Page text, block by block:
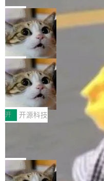
库之一。你的操作系统、浏览
施软件，很可能都在用它。而
的人一直在用业余...
i> <li>现在，助手可以直接使用 Exa 的网络搜索
结果回答问题，而无需将问题
（<a href="https://
bug.cgi?id=204...
的 npm 包。项目的核心论点
ent 计算。真正适合的，是
工程师在这件事上没什么可
orkers 跑了十年 Isolate。用
nce 的话说：「我们一生都
码，而 AI Agent 不需要容器
late。」 容器为什么不合适 容
和销毁都太重了。一个 Agent
只需要几毫秒的 CPU 时间，
就绪要花数秒。如果未来有十
局
OpenAI 公开邮件和聊天记
诉讼，称“Apple is
g”
上个月，苹果一纸诉状把
控其挖角苹果前员工并窃取
状把 OpenAI 描述成一个系
人、套取机密信息的对手。
函，也没选择庭外沉默。它
文，标题只有六个字：Apple
ng。 然后，它把邮件往来和
录全贴了出来。 他发错人了
iel Gross 来自 Weil 律所，2
给 OpenAI 总法律顾问 Che
件，附了一封长信，要求
局
HUAWEI MatePad Edge
ddy鸿蒙PC版，说话就能
搭子
全能AI工作台WorkBuddy鸿
I MatePad Edge应用市场，
用，与鸿蒙电脑上的体验一
这是目前市面上唯一支持平
C版的产品，搭载“人机双写
你的，AI写AI的，同屏协作互
AI帮你干活，现在开启全新体
开 开源科技
FFmpeg 9.0 发布：代号
全球知名开源多媒体框架
布了 9.0 版本。这个版本除
处理能力和硬件加速支持之
局